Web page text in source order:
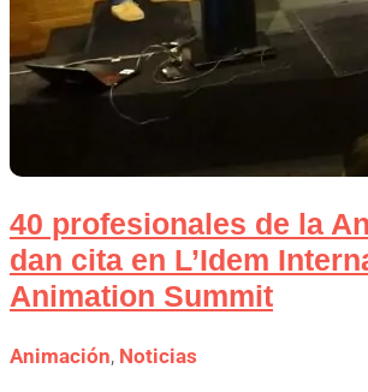
40 profesionales de la
dan cita en L’Idem
Animation Summit
Animación, Noticias